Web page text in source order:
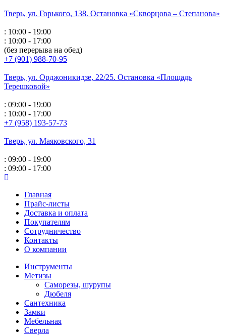
Тверь, ул. Горького, 138. Остановка «Скворцова – Степанова»
: 10:00 - 19:00
: 10:00 - 17:00
(без перерыва на обед)
+7 (901) 988-70-95
Тверь, ул. Орджоникидзе, 22/25. Остановка «Площадь
Терешковой»
: 09:00 - 19:00
: 10:00 - 17:00
+7 (958) 193-57-73
Тверь, ул. Маяковского, 31
: 09:00 - 19:00
: 09:00 - 17:00
Главная
Прайс-листы
Доставка и оплата
Покупателям
Сотрудничество
Контакты
О компании
Инструменты
Метизы
Саморезы, шурупы
Дюбеля
Сантехника
Замки
Мебельная
Сверла